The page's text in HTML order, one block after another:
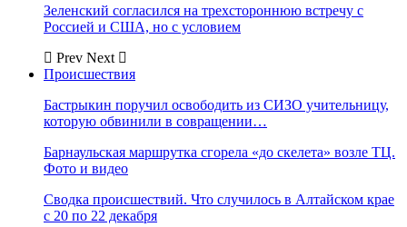
Зеленский согласился на трехстороннюю встречу с
Россией и США, но с условием
Prev Next
Происшествия
Бастрыкин поручил освободить из СИЗО учительницу,
которую обвинили в совращении…
Барнаульская маршрутка сгорела «до скелета» возле ТЦ.
Фото и видео
Сводка происшествий. Что случилось в Алтайском крае
с 20 по 22 декабря